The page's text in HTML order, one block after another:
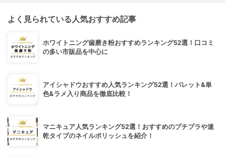
よく見られている人気おすすめ記事
ホワイトニング歯磨き粉おすすめランキング52選！口コミ
の多い市販品を中心に
アイシャドウおすすめ人気ランキング52選！パレット&単
色&ラメ入り商品を徹底比較！
マニキュア人気ランキング52選！おすすめのプチプラや速
乾タイプのネイルポリッシュを紹介！